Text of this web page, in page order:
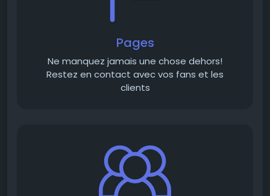
Pages
Ne manquez jamais une chose dehors!
Restez en contact avec vos fans et les
clients